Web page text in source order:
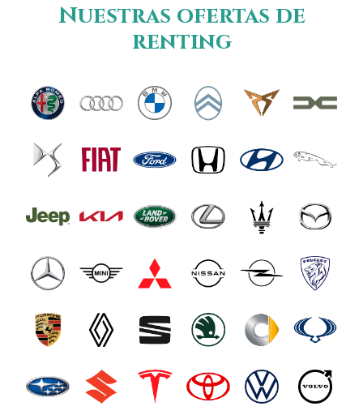
Nuestras ofertas de
renting